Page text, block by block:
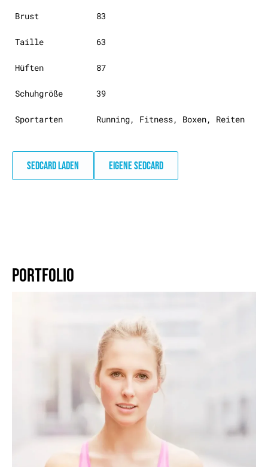
Brust 83
Taille 63
Hüften 87
Schuhgröße 39
Sportarten Running, Fitness, Boxen, Reiten
SEDCARD LADEN EIGENE SEDCARD
PORTFOLIO